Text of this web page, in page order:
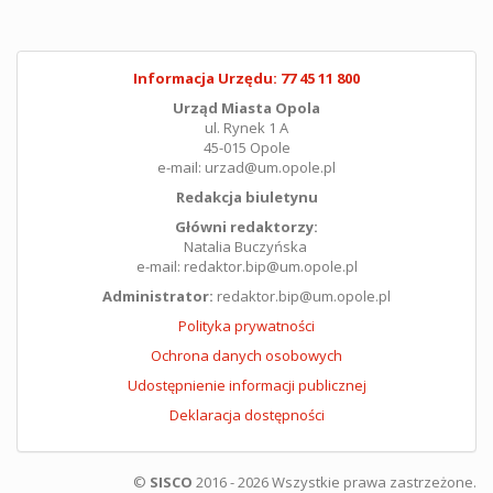
Informacja Urzędu: 77 45 11 800
Urząd Miasta Opola
ul. Rynek 1 A
45-015 Opole
e-mail: urzad@um.opole.pl
Redakcja biuletynu
Główni redaktorzy:
Natalia Buczyńska
e-mail: redaktor.bip@um.opole.pl
Administrator: redaktor.bip@um.opole.pl
Polityka prywatności
Ochrona danych osobowych
Udostępnienie informacji publicznej
Deklaracja dostępności
© SISCO 2016 - 2026 Wszystkie prawa zastrzeżone.